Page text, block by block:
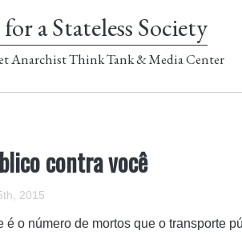
a Stateless Society
Anarchist Think Tank & Media Center
contra você
2015
é o número de mortos que o transporte